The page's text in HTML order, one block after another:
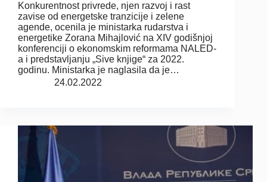
Konkurentnost privrede, njen razvoj i rast
zavise od energetske tranzicije i zelene
agende, ocenila je ministarka rudarstva i
energetike Zorana Mihajlović na XIV godišnjoj
konferenciji o ekonomskim reformama NALED-
a i predstavljanju „Sive knjige“ za 2022.
godinu. Ministarka je naglasila da je…
24.02.2022